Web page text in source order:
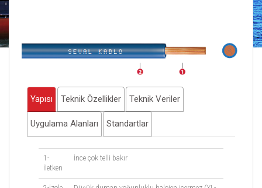
Yapısı Teknik Özellikler Teknik Veriler
Uygulama Alanları Standartlar
1-
İletken
İnce çok telli bakır